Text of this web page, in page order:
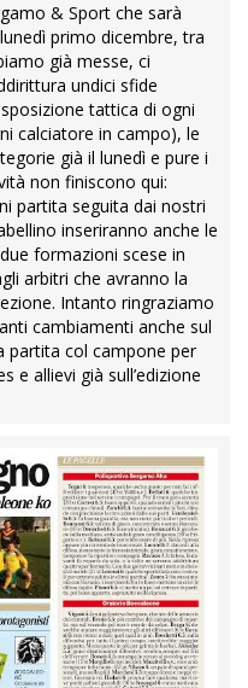
& Sport che sarà
primo dicembre, tra
già messe, ci
undici sfide
tattica di ogni
calciatore in campo), le
già il lunedì e pure i
non finiscono qui:
partita seguita dai nostri
inseriranno anche le
formazioni scese in
arbitri che avranno la
Intanto ringraziamo
cambiamenti anche sul
partita col campone per
e allievi già sull’edizione